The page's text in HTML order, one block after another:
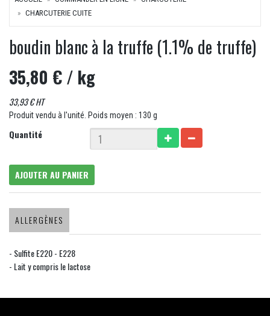
CHARCUTERIE CUITE
boudin blanc à la truffe (1.1% de truffe)
35,80 €/ kg
33,93 € HT
Produit vendu à l'unité. Poids moyen : 130 g
Quantité
AJOUTER AU PANIER
ALLERGÈNES
- Sulfite E220 - E228
- Lait y compris le lactose